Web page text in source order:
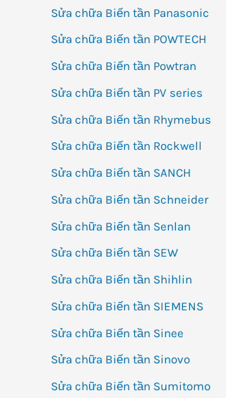
Sửa chữa Biến tần Panasonic
Sửa chữa Biến tần POWTECH
Sửa chữa Biến tần Powtran
Sửa chữa Biến tần PV series
Sửa chữa Biến tần Rhymebus
Sửa chữa Biến tần Rockwell
Sửa chữa Biến tần SANCH
Sửa chữa Biến tần Schneider
Sửa chữa Biến tần Senlan
Sửa chữa Biến tần SEW
Sửa chữa Biến tần Shihlin
Sửa chữa Biến tần SIEMENS
Sửa chữa Biến tần Sinee
Sửa chữa Biến tần Sinovo
Sửa chữa Biến tần Sumitomo